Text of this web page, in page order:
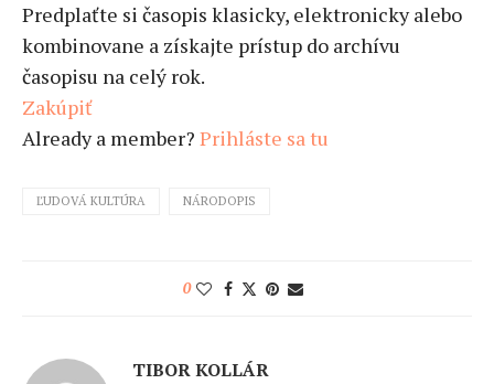
Predplaťte si časopis klasicky, elektronicky alebo
kombinovane a získajte prístup do archívu
časopisu na celý rok.
Zakúpiť
Already a member? Prihláste sa tu
ĽUDOVÁ KULTÚRA NÁRODOPIS
0
TIBOR KOLLÁR